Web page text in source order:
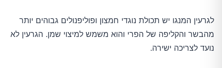
לגרעין המנגו יש תכולת נוגדי חמצון ופוליפנולים גבוהים יותר
מהבשר והקליפה של הפרי והוא משמש למיצוי שמן. הגרעין לא
נועד לצריכה ישירה.